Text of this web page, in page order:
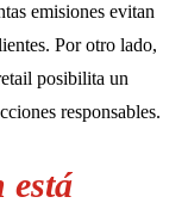
emisiones evitan
Por otro lado,
posibilita un
responsables.
está